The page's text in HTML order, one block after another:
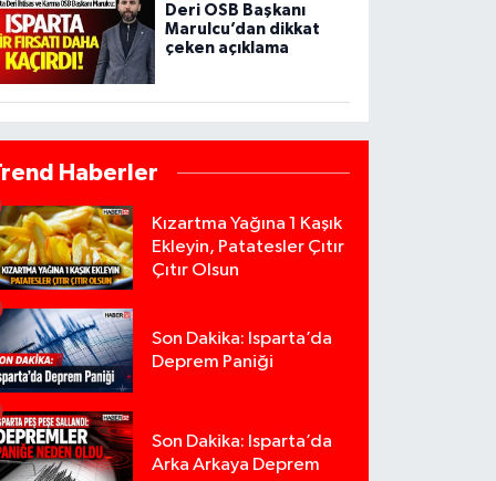
Deri OSB Başkanı
Marulcu’dan dikkat
çeken açıklama
Haberler
Kızartma Yağına 1 Kaşık
Ekleyin, Patatesler Çıtır
Çıtır Olsun
Son Dakika: Isparta’da
Deprem Paniği
Son Dakika: Isparta’da
Arka Arkaya Deprem